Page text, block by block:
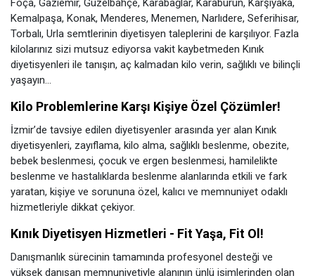
Foça, Gaziemir, Güzelbahçe, Karabağlar, Karaburun, Karşıyaka,
Kemalpaşa, Konak, Menderes, Menemen, Narlıdere, Seferihisar,
Torbalı, Urla semtlerinin diyetisyen taleplerini de karşılıyor. Fazla
kilolarınız sizi mutsuz ediyorsa vakit kaybetmeden Kınık
diyetisyenleri ile tanışın, aç kalmadan kilo verin, sağlıklı ve bilinçli
yaşayın...
Kilo Problemlerine Karşı Kişiye Özel Çözümler!
İzmir’de tavsiye edilen diyetisyenler arasında yer alan Kınık
diyetisyenleri, zayıflama, kilo alma, sağlıklı beslenme, obezite,
bebek beslenmesi, çocuk ve ergen beslenmesi, hamilelikte
beslenme ve hastalıklarda beslenme alanlarında etkili ve fark
yaratan, kişiye ve sorununa özel, kalıcı ve memnuniyet odaklı
hizmetleriyle dikkat çekiyor.
Kınık Diyetisyen Hizmetleri - Fit Yaşa, Fit Ol!
Danışmanlık sürecinin tamamında profesyonel desteği ve
yüksek danışan memnuniyetiyle alanının ünlü isimlerinden olan